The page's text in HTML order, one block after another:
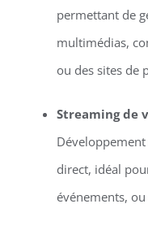
permettant de
multimédias,
ou des sites de
Streaming de
direct, idéal
événements,